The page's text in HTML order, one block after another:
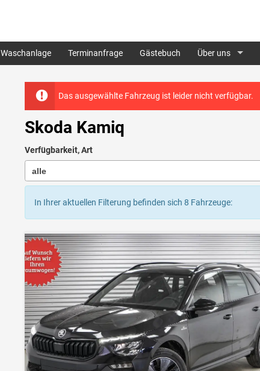
Waschanlage Terminanfrage Gästebuch Über uns
Das ausgewählte Fahrzeug ist leider nicht verfügbar.
Skoda Kamiq
Verfügbarkeit, Art
In Ihrer aktuellen Filterung befinden sich 8 Fahrzeuge: